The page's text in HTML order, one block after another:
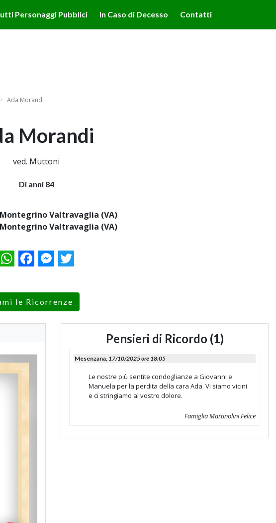
Personaggi Pubblici In Caso di Decesso Contatti
Ada Morandi
Morandi
ved. Muttoni
Di anni 84
Montegrino Valtravaglia (VA)
Montegrino Valtravaglia (VA)
WhatsAppFacebookMessenger
Twitter
le Ricorrenze
Pensieri di Ricordo (1)
Mesenzana, 17/10/2025 ore 18:05
Le nostre più sentite condoglianze a Giovanni e
Manuela per la perdita della cara Ada. Vi siamo vicini
e ci stringiamo al vostro dolore.
Famiglia Martinolini Felice
acconsenti all'uso dei cookie. Ulteriori informazioni